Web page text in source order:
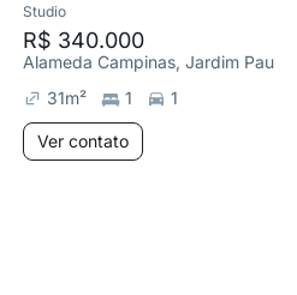
Studio
R$ 340.000
Alameda Campinas, Jardim Paulista
31m² 1 1
Ver contato